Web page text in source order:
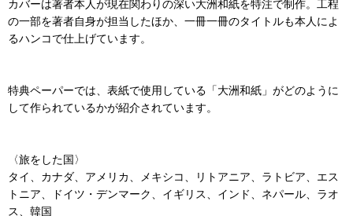
カバーは著者本人が現在関わりの深い大洲和紙を特注で制作。工程
の一部を著者自身が担当したほか、一冊一冊のタイトルも本人によ
るハンコで仕上げています。
特典ペーパーでは、表紙で使用している「大洲和紙」がどのように
して作られているかが紹介されています。
〈旅をした国〉
タイ、カナダ、アメリカ、メキシコ、リトアニア、ラトビア、エス
トニア、ドイツ・デンマーク、イギリス、インド、ネパール、ラオ
ス、韓国